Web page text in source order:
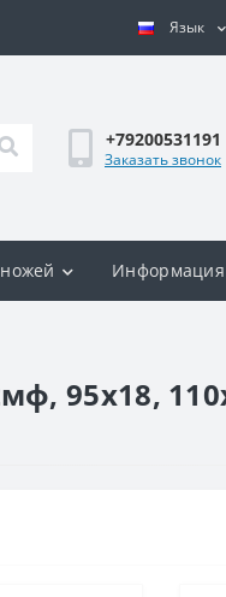
Язык
+79200531191
Заказать звонок
Информация
95х18,